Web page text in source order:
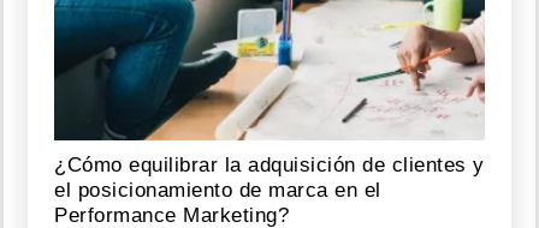
¿Cómo equilibrar la adquisición de clientes y
el posicionamiento de marca en el
Performance Marketing?